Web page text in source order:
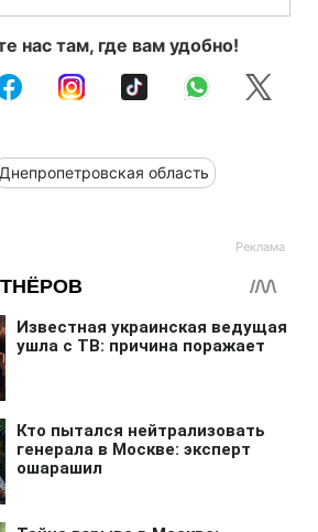
нас там, где вам удобно!
Днепропетровская область